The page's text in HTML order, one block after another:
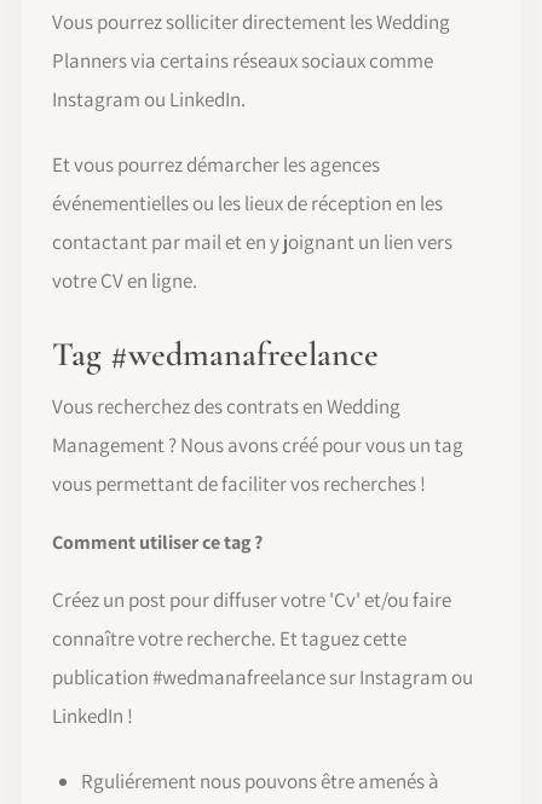
Vous pourrez solliciter directement les Wedding
Planners via certains réseaux sociaux comme
Instagram ou LinkedIn.
Et vous pourrez démarcher les agences
événementielles ou les lieux de réception en les
contactant par mail et en y joignant un lien vers
votre CV en ligne.
Tag #wedmanafreelance
Vous recherchez des contrats en Wedding
Management ? Nous avons créé pour vous un tag
vous permettant de faciliter vos recherches !
Comment utiliser ce tag ?
Créez un post pour diffuser votre 'Cv' et/ou faire
connaître votre recherche. Et taguez cette
publication #wedmanafreelance sur Instagram ou
LinkedIn !
Rguliérement nous pouvons être amenés à